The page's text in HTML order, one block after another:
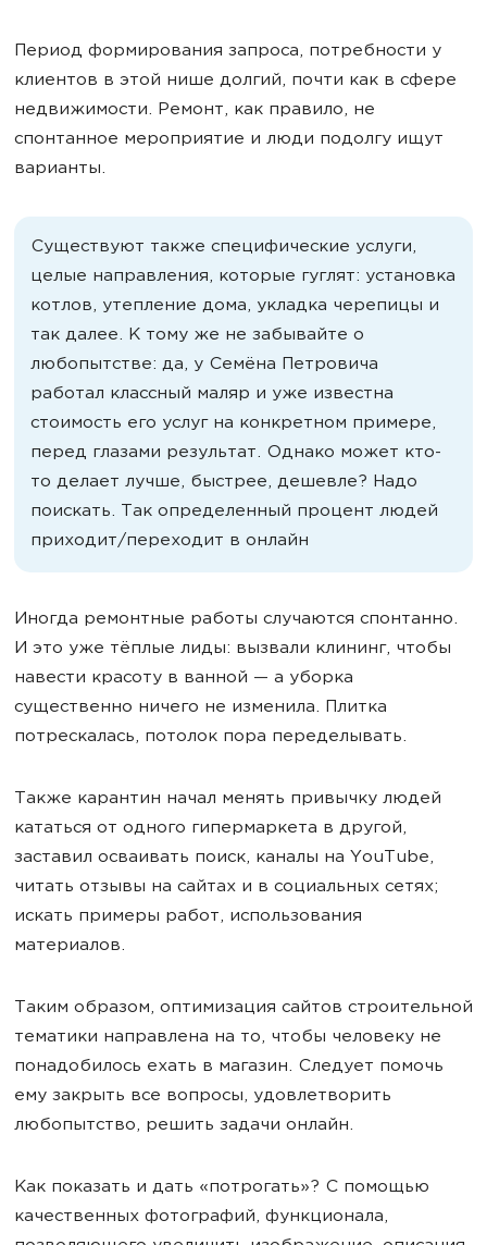
Период формирования запроса, потребности у
клиентов в этой нише долгий, почти как в сфере
недвижимости. Ремонт, как правило, не
спонтанное мероприятие и люди подолгу ищут
варианты.
Существуют также специфические услуги,
целые направления, которые гуглят: установка
котлов, утепление дома, укладка черепицы и
так далее. К тому же не забывайте о
любопытстве: да, у Семёна Петровича
работал классный маляр и уже известна
стоимость его услуг на конкретном примере,
перед глазами результат. Однако может кто-
то делает лучше, быстрее, дешевле? Надо
поискать. Так определенный процент людей
приходит/переходит в онлайн
Иногда ремонтные работы случаются спонтанно.
И это уже тёплые лиды: вызвали клининг, чтобы
навести красоту в ванной — а уборка
существенно ничего не изменила. Плитка
потрескалась, потолок пора переделывать.
Также карантин начал менять привычку людей
кататься от одного гипермаркета в другой,
заставил осваивать поиск, каналы на YouTube,
читать отзывы на сайтах и в социальных сетях;
искать примеры работ, использования
материалов.
Таким образом, оптимизация сайтов строительной
тематики направлена на то, чтобы человеку не
понадобилось ехать в магазин. Следует помочь
ему закрыть все вопросы, удовлетворить
любопытство, решить задачи онлайн.
Как показать и дать «потрогать»? С помощью
качественных фотографий, функционала,